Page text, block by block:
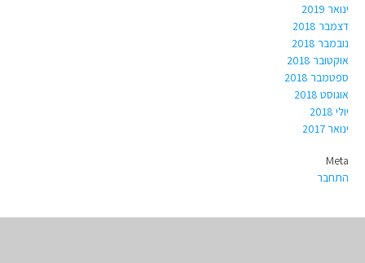
ינואר 2019
דצמבר 2018
נובמבר 2018
אוקטובר 2018
ספטמבר 2018
אוגוסט 2018
יולי 2018
ינואר 2017
Meta
התחבר